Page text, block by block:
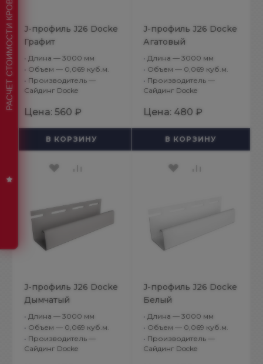
J-профиль J26 Docke
Графит
• Длина — 3000 мм
• Объем — 0,069 куб.м.
• Производитель —
Сайдинг Docke
Цена: 560 ₽
В КОРЗИНУ
J-профиль J26 Docke
Агатовый
• Длина — 3000 мм
• Объем — 0,069 куб.м.
• Производитель —
Сайдинг Docke
Цена: 480 ₽
В КОРЗИНУ
J-профиль J26 Docke
Дымчатый
• Длина — 3000 мм
• Объем — 0,069 куб.м.
• Производитель —
Сайдинг Docke
J-профиль J26 Docke
Белый
• Длина — 3000 мм
• Объем — 0,069 куб.м.
• Производитель —
Сайдинг Docke
РАСЧЕТ СТОИМОСТИ КРОВЛИ